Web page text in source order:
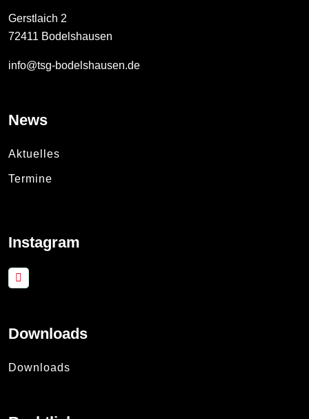
Gerstlaich 2
72411 Bodelshausen
info@tsg-bodelshausen.de
News
Aktuelles
Termine
Instagram
Downloads
Downloads